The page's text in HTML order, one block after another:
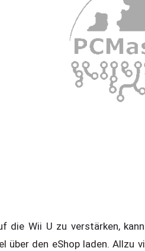
die Wii U zu verstärken,
über den eShop laden. Allzu